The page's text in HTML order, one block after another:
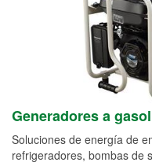
Generadores a
Soluciones de energía de
refrigeradores, bombas de